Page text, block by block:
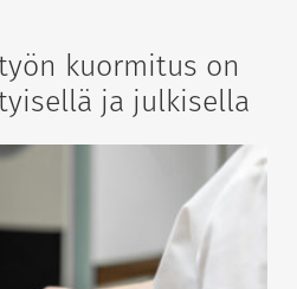
kuormitus on
ja julkisella